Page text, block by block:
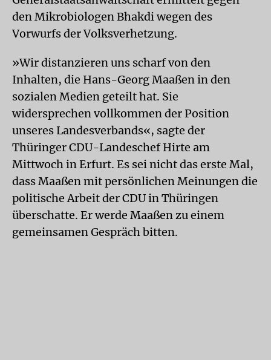
den Mikrobiologen Bhakdi wegen des
Vorwurfs der Volksverhetzung.
»Wir distanzieren uns scharf von den
Inhalten, die Hans-Georg Maaßen in den
sozialen Medien geteilt hat. Sie
widersprechen vollkommen der Position
unseres Landesverbands«, sagte der
Thüringer CDU-Landeschef Hirte am
Mittwoch in Erfurt. Es sei nicht das erste Mal,
dass Maaßen mit persönlichen Meinungen die
politische Arbeit der CDU in Thüringen
überschatte. Er werde Maaßen zu einem
gemeinsamen Gespräch bitten.